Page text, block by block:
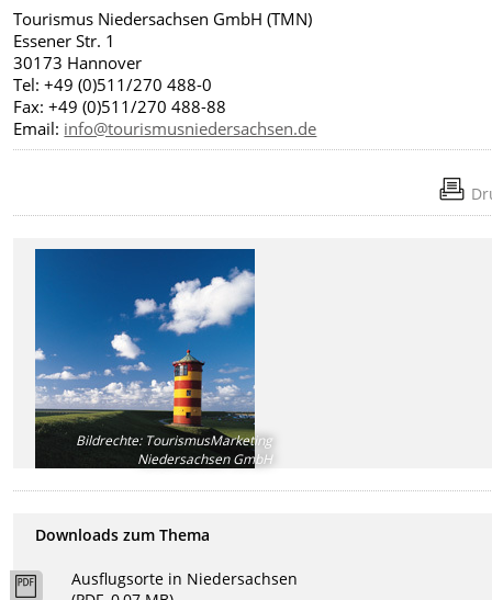
Tourismus Niedersachsen GmbH (TMN)
Essener Str. 1
30173 Hannover
Tel: +49 (0)511/270 488-0
Fax: +49 (0)511/270 488-88
Email: info@tourismusniedersachsen.de
Bildrechte:TourismusMarketing
Niedersachsen GmbH
Downloads zum Thema
Ausflugsorte in Niedersachsen